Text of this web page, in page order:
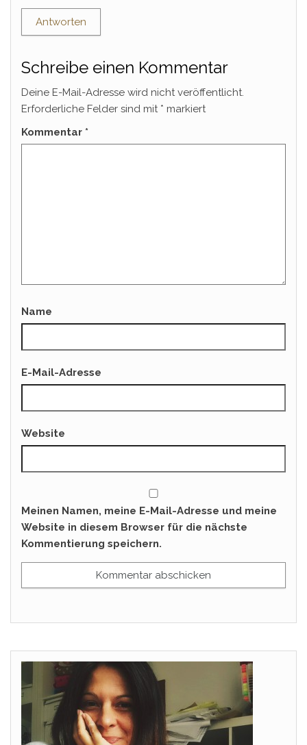
Antworten
Schreibe einen Kommentar
Deine E-Mail-Adresse wird nicht veröffentlicht.
Erforderliche Felder sind mit * markiert
Kommentar *
Name
E-Mail-Adresse
Website
Meinen Namen, meine E-Mail-Adresse und meine
Website in diesem Browser für die nächste
Kommentierung speichern.